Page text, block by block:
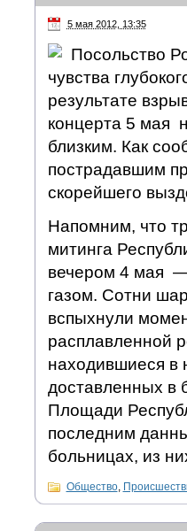
5 мая 2012, 13:35
Посольство
чувства
результате
концерта 5 мая
близким. Как
пострадавшим
скорейшего
Напомним, что
митинга
вечером 4 мая
газом. Сотни
вспыхнули
расплавленной
находившиеся в
доставленных в
Площади
последним
больницах, из
Общество,